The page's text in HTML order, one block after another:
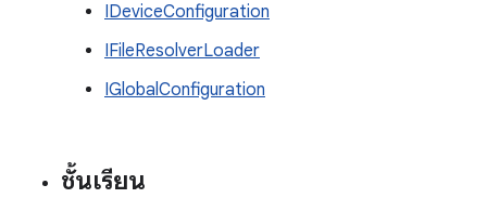
IDeviceConfiguration
IFileResolverLoader
IGlobalConfiguration
ชั้นเรียน